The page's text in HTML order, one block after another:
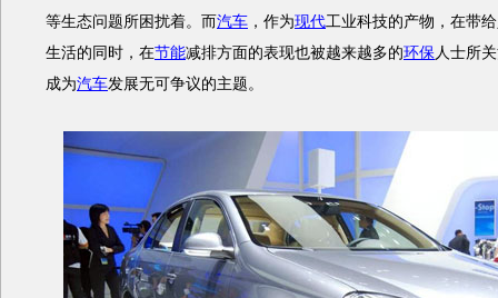
等生态问题所困扰着。而汽车 ，作为现代工业科技的产物，在带
生活的同时，在节能减排方面的表现也被越来越多的环保人士所
成为汽车发展无可争议的主题。